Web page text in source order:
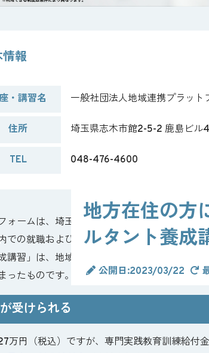
地方在住の方
ルタント養成
公開日:2023/03/22
報
・講習名 一般社団法人地域連携プラット
住所 埼玉県志木市館2-5-2 鹿島ビル
TEL 048-476-4600
ォームは、埼玉県志木市にあり、前身の組織
での就職および創業支援や地元組織を活性化
講習」は、地域内にある中小企業を元気にし
ったものです。そんな地域連携プラットフォ
受けられる
万円（税込）ですが、専門実践教育訓練給付